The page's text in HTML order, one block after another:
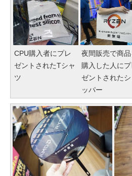
CPU購入者にプレ
ゼントされたTシャ
ツ
夜間販売で商品
購入した人にプ
ゼントされたシ
ッパー